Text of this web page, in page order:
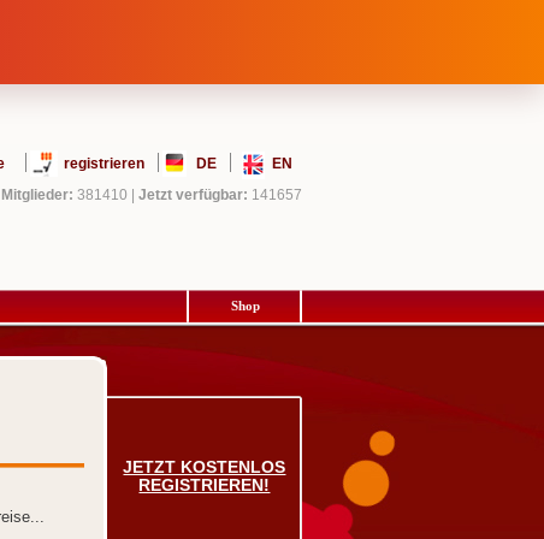
registrieren DE
EN
Mitglieder: 381410 Jetzt verfügbar: 141657
Shop
JETZT KOSTENLOS
REGISTRIEREN!